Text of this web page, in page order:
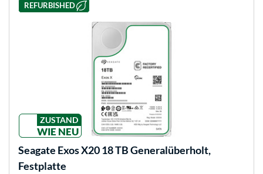
REFURBISHED
ZUSTAND
WIE NEU
Seagate Exos X20 18 TB Generalüberholt,
Festplatte